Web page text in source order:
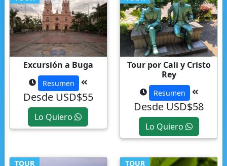
Excursión a Buga
Resumen
Desde USD$55
Lo Quiero
Tour por Cali y Cristo
Rey
Resumen
Desde USD$58
Lo Quiero
TOUR TOUR